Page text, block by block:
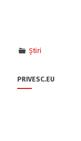
Știri
PRIVESC.EU